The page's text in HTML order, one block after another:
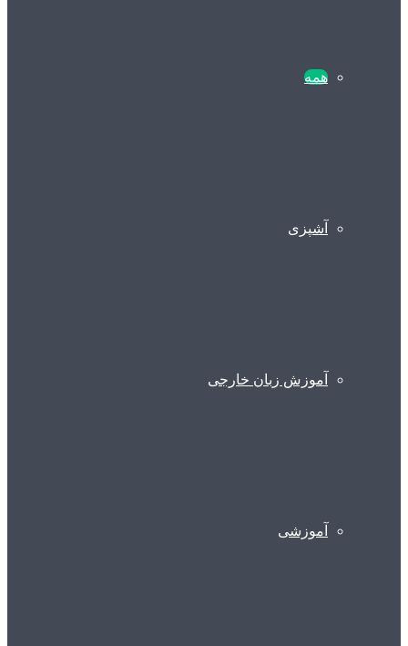
همه
آشپزی
آموزش زبان خارجی
آموزشی